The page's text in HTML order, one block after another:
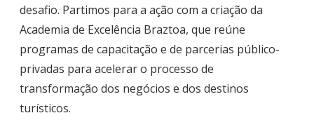
desafio. Partimos para a ação com a criação da
Academia de Excelência Braztoa, que reúne
programas de capacitação e de parcerias público-
privadas para acelerar o processo de
transformação dos negócios e dos destinos
turísticos.